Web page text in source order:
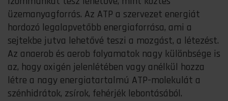
üzemanyagforrás. Az ATP a szervezet energiát
hordozó legalapvetőbb energiaforrása, ami a
sejtekbe jutva lehetővé teszi a mozgást, a létezést.
Az anaerob és aerob folyamatok nagy különbsége is
az, hogy oxigén jelenlétében vagy anélkül hozza
létre a nagy energiatartalmú ATP-molekulát a
szénhidrátok, zsírok, fehérjék lebontásából.